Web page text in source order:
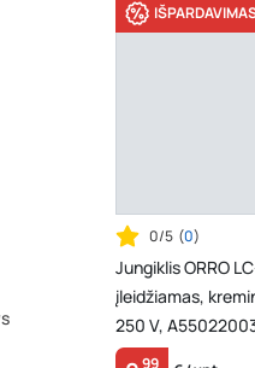
0/5 (0)
Jungiklis ORRO
įleidžiamas,
250 V,
99